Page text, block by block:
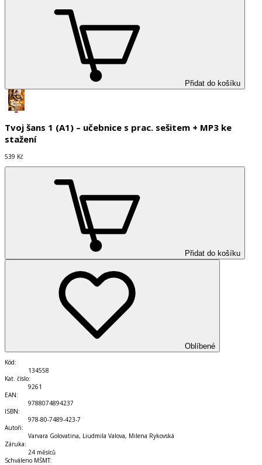
Přidat do košíku
Tvoj šans 1 (A1) – učebnice s prac. sešitem + MP3 ke
stažení
539 Kč
Přidat do košíku
Oblíbené
Kód:
134558
Kat. číslo:
9261
EAN:
9788074894237
ISBN:
978-80-7489-423-7
Autoři:
Varvara Golovatina, Liudmila Valova, Milena Rykovská
Záruka:
24 měsíců
Schváleno MŠMT: